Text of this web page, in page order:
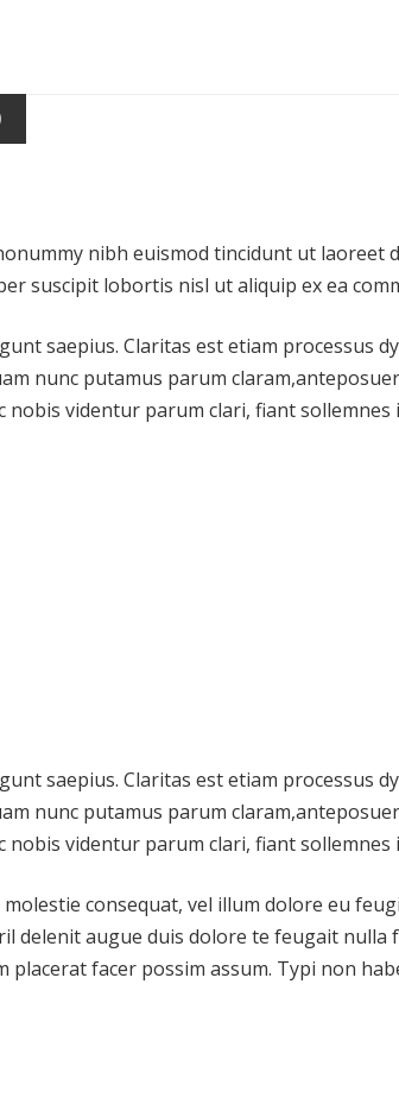
nibh euismod tincidunt ut laoreet
suscipit lobortis nisl ut aliquip ex ea
saepius. Claritas est etiam processus
nunc putamus parum
nobis videntur parum clari, fiant
saepius. Claritas est etiam processus
nunc putamus parum
nobis videntur parum clari, fiant
consequat, vel illum dolore eu
delenit augue duis dolore te feugait nulla
facer possim assum. Typi non